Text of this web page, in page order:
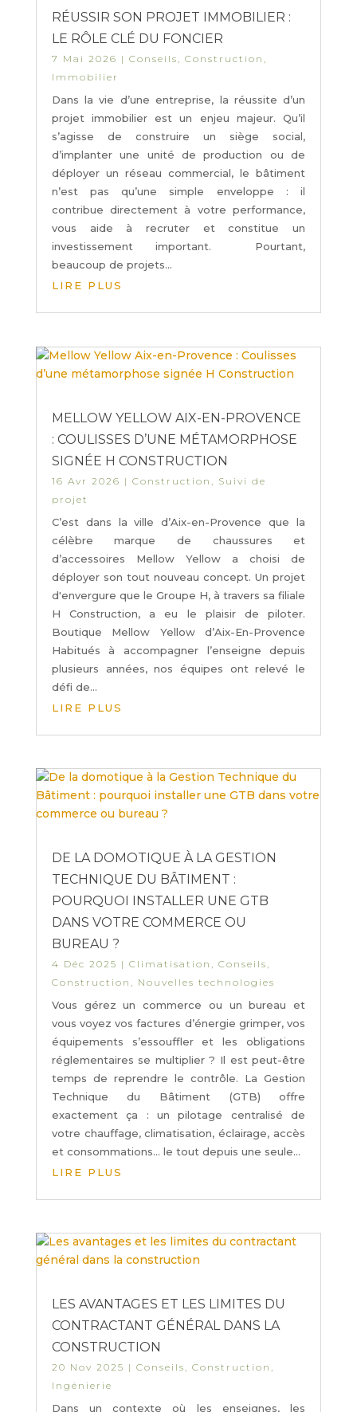
RÉUSSIR SON PROJET IMMOBILIER :
LE RÔLE CLÉ DU FONCIER
7 Mai 2026 | Conseils, Construction ,
Immobilier
Dans la vie d’une entreprise, la réussite d’un
projet immobilier est un enjeu majeur. Qu’il
s’agisse de construire un siège social,
d’implanter une unité de production ou de
déployer un réseau commercial, le bâtiment
n’est pas qu’une simple enveloppe : il
contribue directement à votre performance,
vous aide à recruter et constitue un
investissement important. Pourtant,
beaucoup de projets...
LIRE PLUS
MELLOW YELLOW AIX-EN-PROVENCE
: COULISSES D’UNE MÉTAMORPHOSE
SIGNÉE H CONSTRUCTION
16 Avr 2026 | Construction
Suivi de
projet
C’est dans la ville d’Aix-en-Provence que la
célèbre marque de chaussures et
d’accessoires Mellow Yellow a choisi de
déployer son tout nouveau concept. Un projet
d'envergure que le Groupe H, à travers sa filiale
H Construction, a eu le plaisir de piloter.
Boutique Mellow Yellow d’Aix-En-Provence
Habitués à accompagner l’enseigne depuis
plusieurs années, nos équipes ont relevé le
défi de...
LIRE PLUS
DE LA DOMOTIQUE À LA GESTION
TECHNIQUE DU BÂTIMENT :
POURQUOI INSTALLER UNE GTB
DANS VOTRE COMMERCE OU
BUREAU ?
4 Déc 2025 | Climatisation Conseils
Construction
Nouvelles technologies
Vous gérez un commerce ou un bureau et
vous voyez vos factures d’énergie grimper, vos
équipements s’essouffler et les obligations
réglementaires se multiplier ? Il est peut-être
temps de reprendre le contrôle. La Gestion
Technique du Bâtiment (GTB) offre
exactement ça : un pilotage centralisé de
votre chauffage, climatisation, éclairage, accès
et consommations… le tout depuis une seule...
LIRE PLUS
LES AVANTAGES ET LES LIMITES DU
CONTRACTANT GÉNÉRAL DANS LA
CONSTRUCTION
20 Nov 2025 | Conseils, Construction ,
Ingénierie
Dans un contexte où les enseignes, les